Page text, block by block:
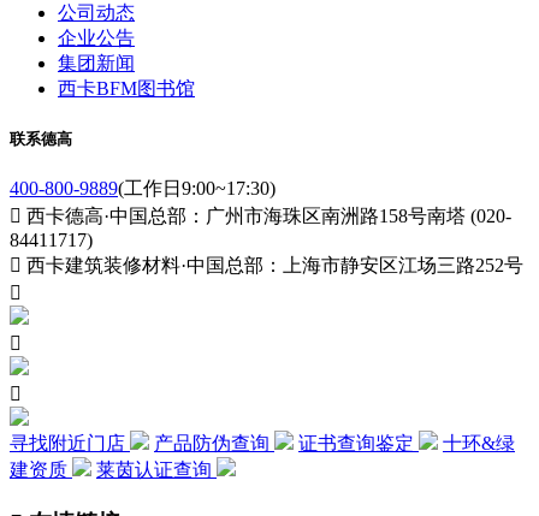
公司动态
企业公告
集团新闻
西卡BFM图书馆
联系德高
400-800-9889(工作日9:00~17:30)
 西卡德高·中国总部：广州市海珠区南洲路158号南塔 (020-
84411717)
 西卡建筑装修材料·中国总部：上海市静安区江场三路252号



寻找附近门店 产品防伪查询 证书查询鉴定
十环&绿
建资质
莱茵认证查询